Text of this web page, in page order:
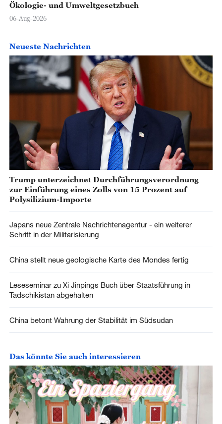
Ökologie- und Umweltgesetzbuch
06-Aug-2026
Neueste Nachrichten
Trump unterzeichnet Durchführungsverordnung
zur Einführung eines Zolls von 15 Prozent auf
Polysilizium-Importe
Japans neue Zentrale Nachrichtenagentur - ein weiterer
Schritt in der Militarisierung
China stellt neue geologische Karte des Mondes fertig
Leseseminar zu Xi Jinpings Buch über Staatsführung in
Tadschikistan abgehalten
China betont Wahrung der Stabilität im Südsudan
Das könnte Sie auch interessieren